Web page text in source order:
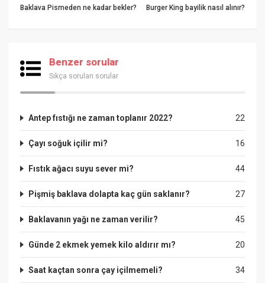
Baklava Pismeden ne kadar bekler? Burger King bayilik nasıl alınır?
Benzer sorular
Sıkça sorulan sorular
22
Antep fıstığı ne zaman toplanır 2022?
16
Çayı soğuk içilir mi?
44
Fıstık ağacı suyu sever mi?
27
Pişmiş baklava dolapta kaç gün saklanır?
45
Baklavanın yağı ne zaman verilir?
20
Günde 2 ekmek yemek kilo aldırır mı?
34
Saat kaçtan sonra çay içilmemeli?